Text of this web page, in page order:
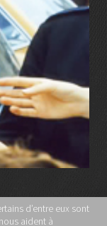
d’entre eux sont
aident à